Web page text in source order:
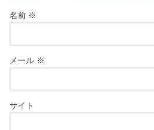
名前 ※
メール ※
サイト